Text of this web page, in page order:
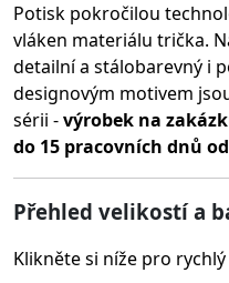
Potisk pokročilou
vláken materiálu trička.
detailní a stálobarevný i
designovým motivem
sérii -výrobek na
do 15 pracovních dnů
Přehled velikostí a
Klikněte si níže pro